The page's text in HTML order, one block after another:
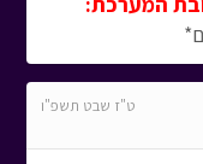
ט"ז שבט תשפ"ו